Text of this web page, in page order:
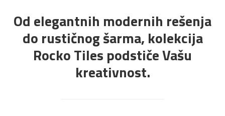
Od elegantnih modernih rešenja
do rustičnog šarma, kolekcija
Rocko Tiles podstiče Vašu
kreativnost.